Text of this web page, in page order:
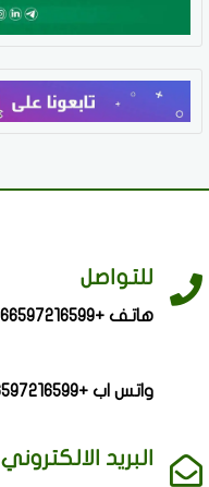
للتواصل
هاتف +966597216599
واتس اب +966597216599
البريد الالكتروني